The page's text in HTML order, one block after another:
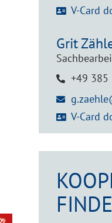
V-Card
Grit
+49
V-Card